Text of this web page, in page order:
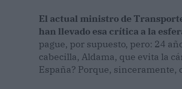
El actual ministro de
han llevado esa crítica a la
pague, por supuesto, pero: 24
cabecilla, Aldama, que evita la
España? Porque, sinceramente,